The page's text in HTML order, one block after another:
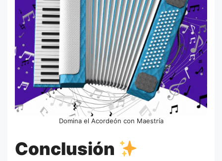
Domina el Acordeón con Maestría
Conclusión